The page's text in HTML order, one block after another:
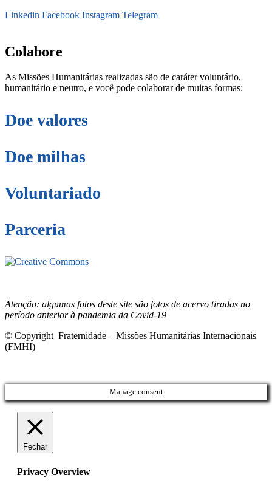
Linkedin Facebook Instagram Telegram
Colabore
As Missões Humanitárias realizadas são de caráter voluntário,
humanitário e neutro, e você pode colaborar de muitas formas:
Doe valores
Doe milhas
Voluntariado
Parceria
Atenção: algumas fotos deste site são fotos de acervo tiradas no
período anterior à pandemia da Covid-19
© Copyright Fraternidade – Missões Humanitárias Internacionais
(FMHI)
Manage consent
Fechar
Privacy Overview